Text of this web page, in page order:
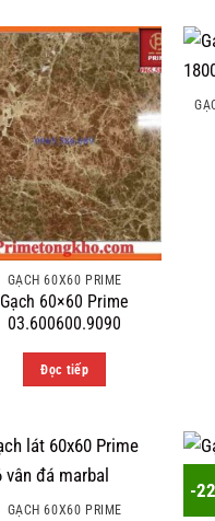
GẠCH 60X60 PRIME
Gạch 60×60 Prime
03.600600.9090
Đọc tiếp
GẠCH 60X60 PRIME
-